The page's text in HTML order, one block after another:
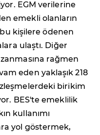
EGM verilerine
emekli olanların
bu kişilere ödenen
ulaştı. Diğer
rağmen
eden yaklaşık 218
birikim
BES'te emeklilik
kullanımı
yol göstermek,